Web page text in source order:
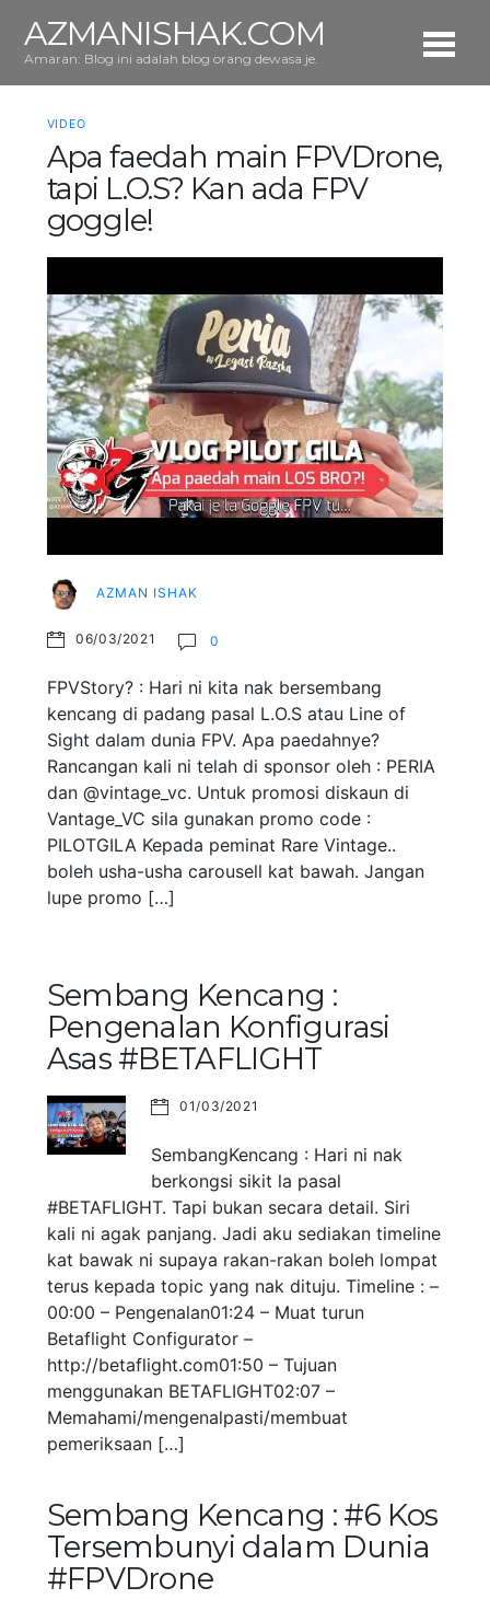
AZMANISHAK.COM
Amaran: Blog ini adalah blog orang dewasa je.
VIDEO
Apa faedah main FPVDrone,
tapi L.O.S? Kan ada FPV
goggle!
AZMAN ISHAK
06/03/2021 0
FPVStory? : Hari ni kita nak bersembang
kencang di padang pasal L.O.S atau Line of
Sight dalam dunia FPV. Apa paedahnye?
Rancangan kali ni telah di sponsor oleh : PERIA
dan @vintage_vc. Untuk promosi diskaun di
Vantage_VC sila gunakan promo code :
PILOTGILA Kepada peminat Rare Vintage..
boleh usha-usha carousell kat bawah. Jangan
lupe promo […]
Sembang Kencang :
Pengenalan Konfigurasi
Asas #BETAFLIGHT
01/03/2021
SembangKencang : Hari ni nak
berkongsi sikit la pasal
#BETAFLIGHT. Tapi bukan secara detail. Siri
kali ni agak panjang. Jadi aku sediakan timeline
kat bawak ni supaya rakan-rakan boleh lompat
terus kepada topic yang nak dituju. Timeline : –
00:00 – Pengenalan01:24 – Muat turun
Betaflight Configurator –
http://betaflight.com01:50 – Tujuan
menggunakan BETAFLIGHT02:07 –
Memahami/mengenalpasti/membuat
pemeriksaan […]
Sembang Kencang : #6 Kos
Tersembunyi dalam Dunia
#FPVDrone